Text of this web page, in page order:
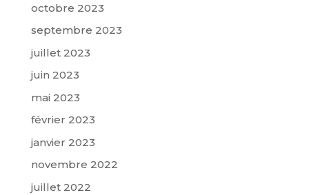
octobre 2023
septembre 2023
juillet 2023
juin 2023
mai 2023
février 2023
janvier 2023
novembre 2022
juillet 2022